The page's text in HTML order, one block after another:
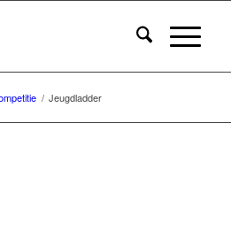
/ Jeugdladder